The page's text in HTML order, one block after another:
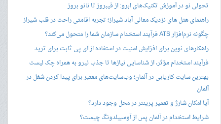
تحولی نو در آموزش تکنیک‌های ابرو: از فیبروز تا نانو بروز
راهنمای هتل های نزدیک معالی آباد شیراز؛ تجربه اقامتی راحت در قلب شیراز
چگونه نرم‌افزار ATS فرآیند استخدام سازمان شما را متحول می‌کند؟
راهکارهای نوین برای افزایش امنیت در استفاده از آی پی ثابت برای ترید
فرآیند استخدام مؤثر، از شناسایی نیازها تا جذب نیرو به همراه چک لیست
بهترین سایت کاریابی در آلمان؛ وب‌سایت‌های معتبر برای پیدا کردن شغل در
آلمان
آیا امکان شارژ و تعمیر پرینتر در محل وجود دارد؟
شرایط استخدام در آلمان پس از آوسبیلدونگ چیست؟